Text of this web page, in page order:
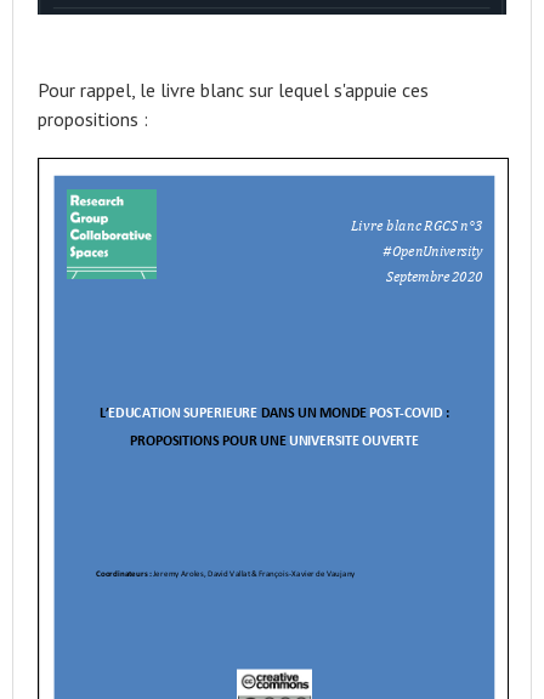
Pour rappel, le livre blanc sur lequel s'appuie ces
propositions :